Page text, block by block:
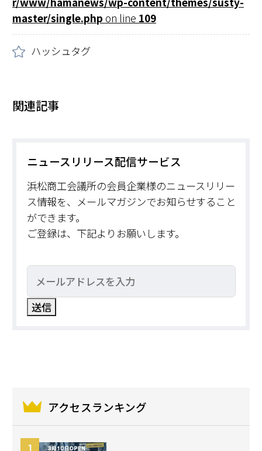
master/single.php on line 109
ハッシュタグ
関連記事
ニュースリリース配信サービス
浜松商工会議所の会員企業様のニュースリリー
ス情報を、メールマガジンでお知らせすること
ができます。
ご登録は、下記よりお願いします。
アクセスランキング